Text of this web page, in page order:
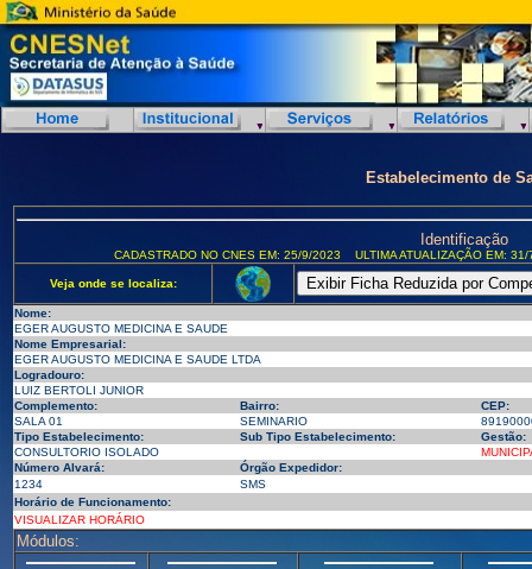
Estabelecimento de
Identificação
CADASTRADO NO CNES EM: 25/9/2023 ULTIMA ATUALIZAÇÃO EM:
Veja onde se localiza:
Nome:
EGER AUGUSTO MEDICINA E SAUDE
Nome Empresarial:
EGER AUGUSTO MEDICINA E SAUDE LTDA
Logradouro:
LUIZ BERTOLI JUNIOR
Complemento:
Bairro:
CEP:
SALA 01
SEMINARIO
Tipo Estabelecimento:
Sub Tipo Estabelecimento:
Gestão:
CONSULTORIO ISOLADO
Número Alvará:
Órgão Expedidor:
1234
SMS
Horário de Funcionamento:
VISUALIZAR HORÁRIO
Módulos: